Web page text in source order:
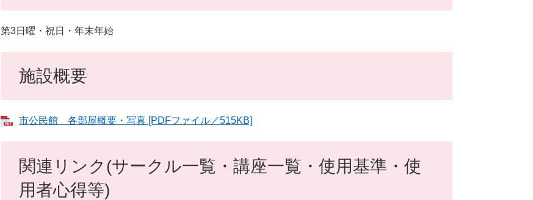
第3日曜・祝日・年末年始
施設概要
市公民館 各部屋概要・写真 [PDFファイル／515KB]
関連リンク(サークル一覧・講座一覧・使用基準・使
用者心得等)